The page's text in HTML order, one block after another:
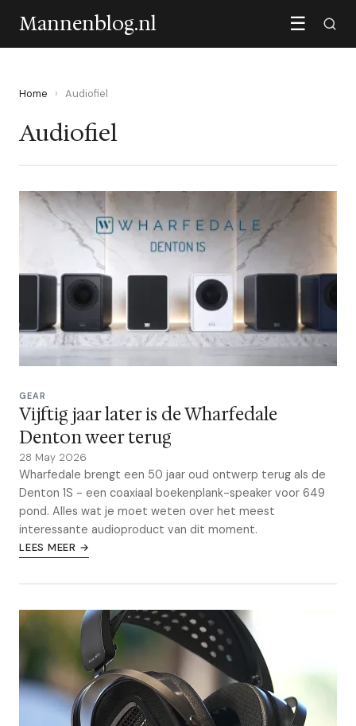
Mannenblog.nl ☰
Home › Audiofiel
Audiofiel
GEAR
Vijftig jaar later is de Wharfedale
Denton weer terug
28 May 2026
Wharfedale brengt een 50 jaar oud ontwerp terug als de
Denton 1S - een coaxiaal boekenplank-speaker voor 649
pond. Alles wat je moet weten over het meest
interessante audioproduct van dit moment.
LEES MEER →